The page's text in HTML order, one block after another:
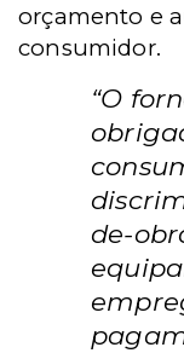
orçamento e
consumidor.
“O
de-